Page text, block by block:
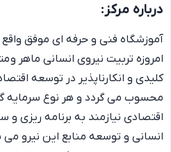
درباره مرکز:
آموزشگاه فنی و حرفه ای موفق
امروزه تربیت نیروی انسانی ماهر
کلیدی و انکارناپذیر در توسعه
محسوب می گردد و هر نوع سرمایه
اقتصادی نیازمند به برنامه ریزی
انسانی و توسعه منابع این نیرو